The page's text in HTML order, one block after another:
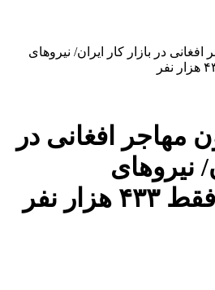
افغانی در بازار کار ایران/ نیروهای
مهاجر افغانی در
نیروهای
نفر